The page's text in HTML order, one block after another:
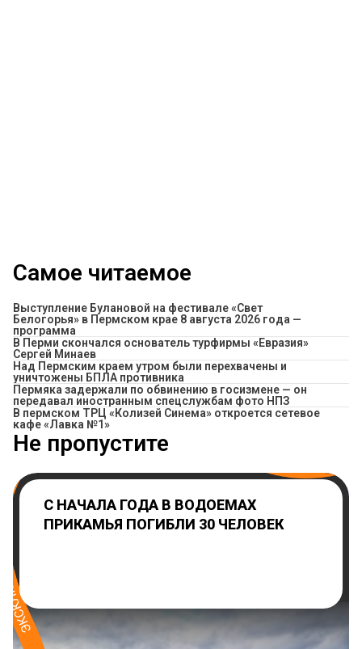
Самое читаемое
Выступление Булановой на фестивале «Свет
Белогорья» в Пермском крае 8 августа 2026 года —
программа
В Перми скончался основатель турфирмы «Евразия»
Сергей Минаев
Над Пермским краем утром были перехвачены и
уничтожены БПЛА противника
Пермяка задержали по обвинению в госизмене — он
передавал иностранным спецслужбам фото НПЗ
​В пермском ТРЦ «Колизей Синема» откроется сетевое
кафе «Лавка №1»
Не пропустите
С НАЧАЛА ГОДА В ВОДОЕМАХ
ПРИКАМЬЯ ПОГИБЛИ 30 ЧЕЛОВЕК